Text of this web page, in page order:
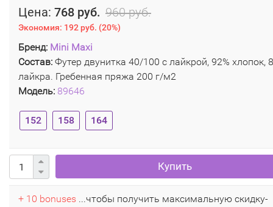
Цена: 768 руб. 960 руб.
Экономия: 192 руб. (20%)
Бренд: Mini Maxi
Состав: Футер двунитка 40/100 с лайкрой, 92% хлопок,
лайкра. Гребенная пряжа 200 г/м2
Модель: 89646
152 158 164
Купить
+ 10 bonuses ...чтобы получить максимальную скидку-